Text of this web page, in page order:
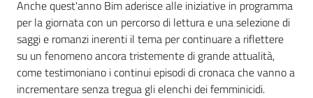
Anche quest'anno Bim aderisce alle iniziative in programma
per la giornata con un percorso di lettura e una selezione di
saggi e romanzi inerenti il tema per continuare a riflettere
su un fenomeno ancora tristemente di grande attualità,
come testimoniano i continui episodi di cronaca che vanno a
incrementare senza tregua gli elenchi dei femminicidi.